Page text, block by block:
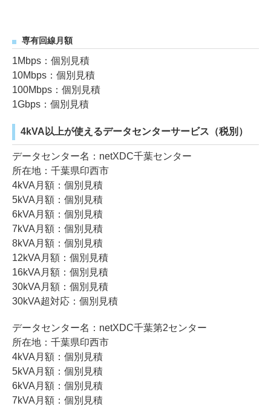
専有回線月額
1Mbps：個別見積
10Mbps：個別見積
100Mbps：個別見積
1Gbps：個別見積
4kVA以上が使えるデータセンターサービス（税別）
データセンター名：netXDC千葉センター
所在地：千葉県印西市
4kVA月額：個別見積
5kVA月額：個別見積
6kVA月額：個別見積
7kVA月額：個別見積
8kVA月額：個別見積
12kVA月額：個別見積
16kVA月額：個別見積
30kVA月額：個別見積
30kVA超対応：個別見積
データセンター名：netXDC千葉第2センター
所在地：千葉県印西市
4kVA月額：個別見積
5kVA月額：個別見積
6kVA月額：個別見積
7kVA月額：個別見積